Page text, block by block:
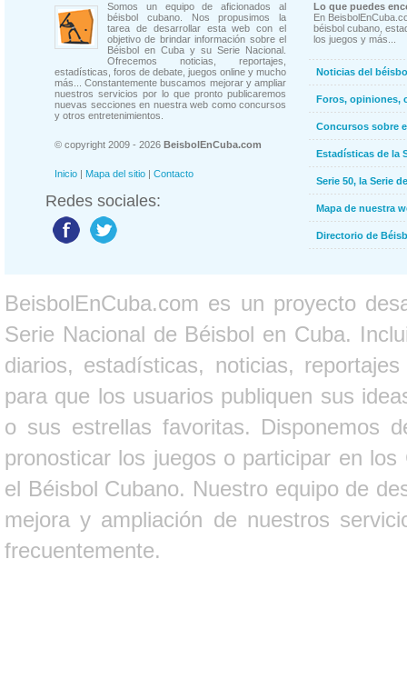
Somos un equipo de aficionados al
béisbol cubano. Nos propusimos la
tarea de desarrollar esta web con el
objetivo de brindar información sobre el
Béisbol en Cuba y su Serie Nacional.
Ofrecemos noticias, reportajes,
estadísticas, foros de debate, juegos online y mucho
más... Constantemente buscamos mejorar y ampliar
nuestros servicios por lo que pronto publicaremos
nuevas secciones en nuestra web como concursos
y otros entretenimientos.
© copyright 2009 - 2026 BeisbolEnCuba.com
Inicio | Mapa del sitio | Contacto
Redes sociales:
Lo que puedes
En
béisbol cubano,
los juegos y más...
Noticias del
Foros, opiniones,
Concursos sobre
Estadísticas de la
Serie 50, la Serie
Mapa de nuestra
Directorio de
BeisbolEnCuba.com es un proyecto
Serie Nacional de Béisbol en Cuba.
diarios, estadísticas, noticias,
para que los usuarios publiquen sus
o sus estrellas favoritas. Disponemos
pronosticar los juegos o participar en
el Béisbol Cubano. Nuestro equipo de
mejora y ampliación de nuestros
frecuentemente.